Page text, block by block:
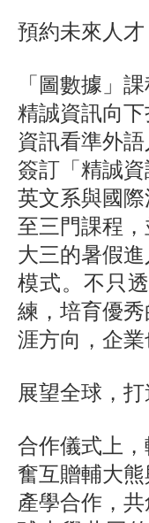
預約未來人
「圖數據」
精誠資訊向
資訊看準外
簽訂「精誠
英文系與國
至三門課程
大三的暑假
模式。不只
練，培育優
涯方向，企
展望全球，
合作儀式上
奮互贈輔大
產學合作，